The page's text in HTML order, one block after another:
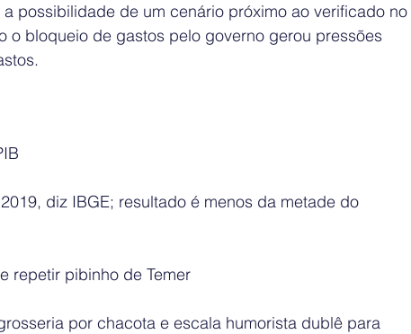
possibilidade de um cenário próximo ao verificado no
o bloqueio de gastos pelo governo gerou pressões
diz IBGE; resultado é menos da metade do
repetir pibinho de Temer
por chacota e escala humorista dublê para